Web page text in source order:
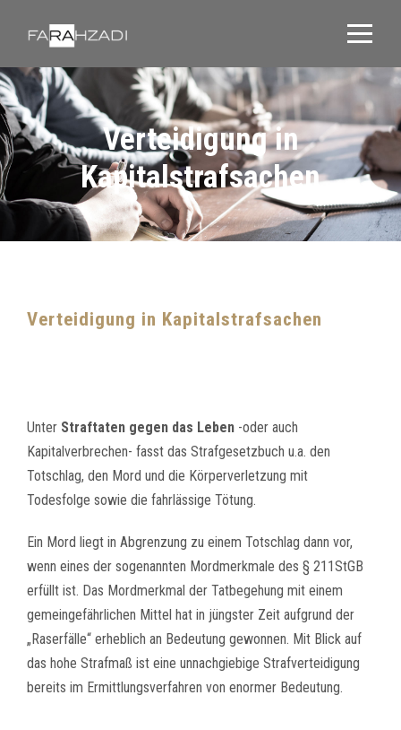
Verteidigung in
Kapitalstrafsachen
Verteidigung in Kapitalstrafsachen
Unter Straftaten gegen das Leben -oder auch
Kapitalverbrechen- fasst das Strafgesetzbuch u.a. den
Totschlag, den Mord und die Körperverletzung mit
Todesfolge sowie die fahrlässige Tötung.
Ein Mord liegt in Abgrenzung zu einem Totschlag dann vor,
wenn eines der sogenannten Mordmerkmale des § 211StGB
erfüllt ist. Das Mordmerkmal der Tatbegehung mit einem
gemeingefährlichen Mittel hat in jüngster Zeit aufgrund der
„Raserfälle“ erheblich an Bedeutung gewonnen. Mit Blick auf
das hohe Strafmaß ist eine unnachgiebige Strafverteidigung
bereits im Ermittlungsverfahren von enormer Bedeutung.